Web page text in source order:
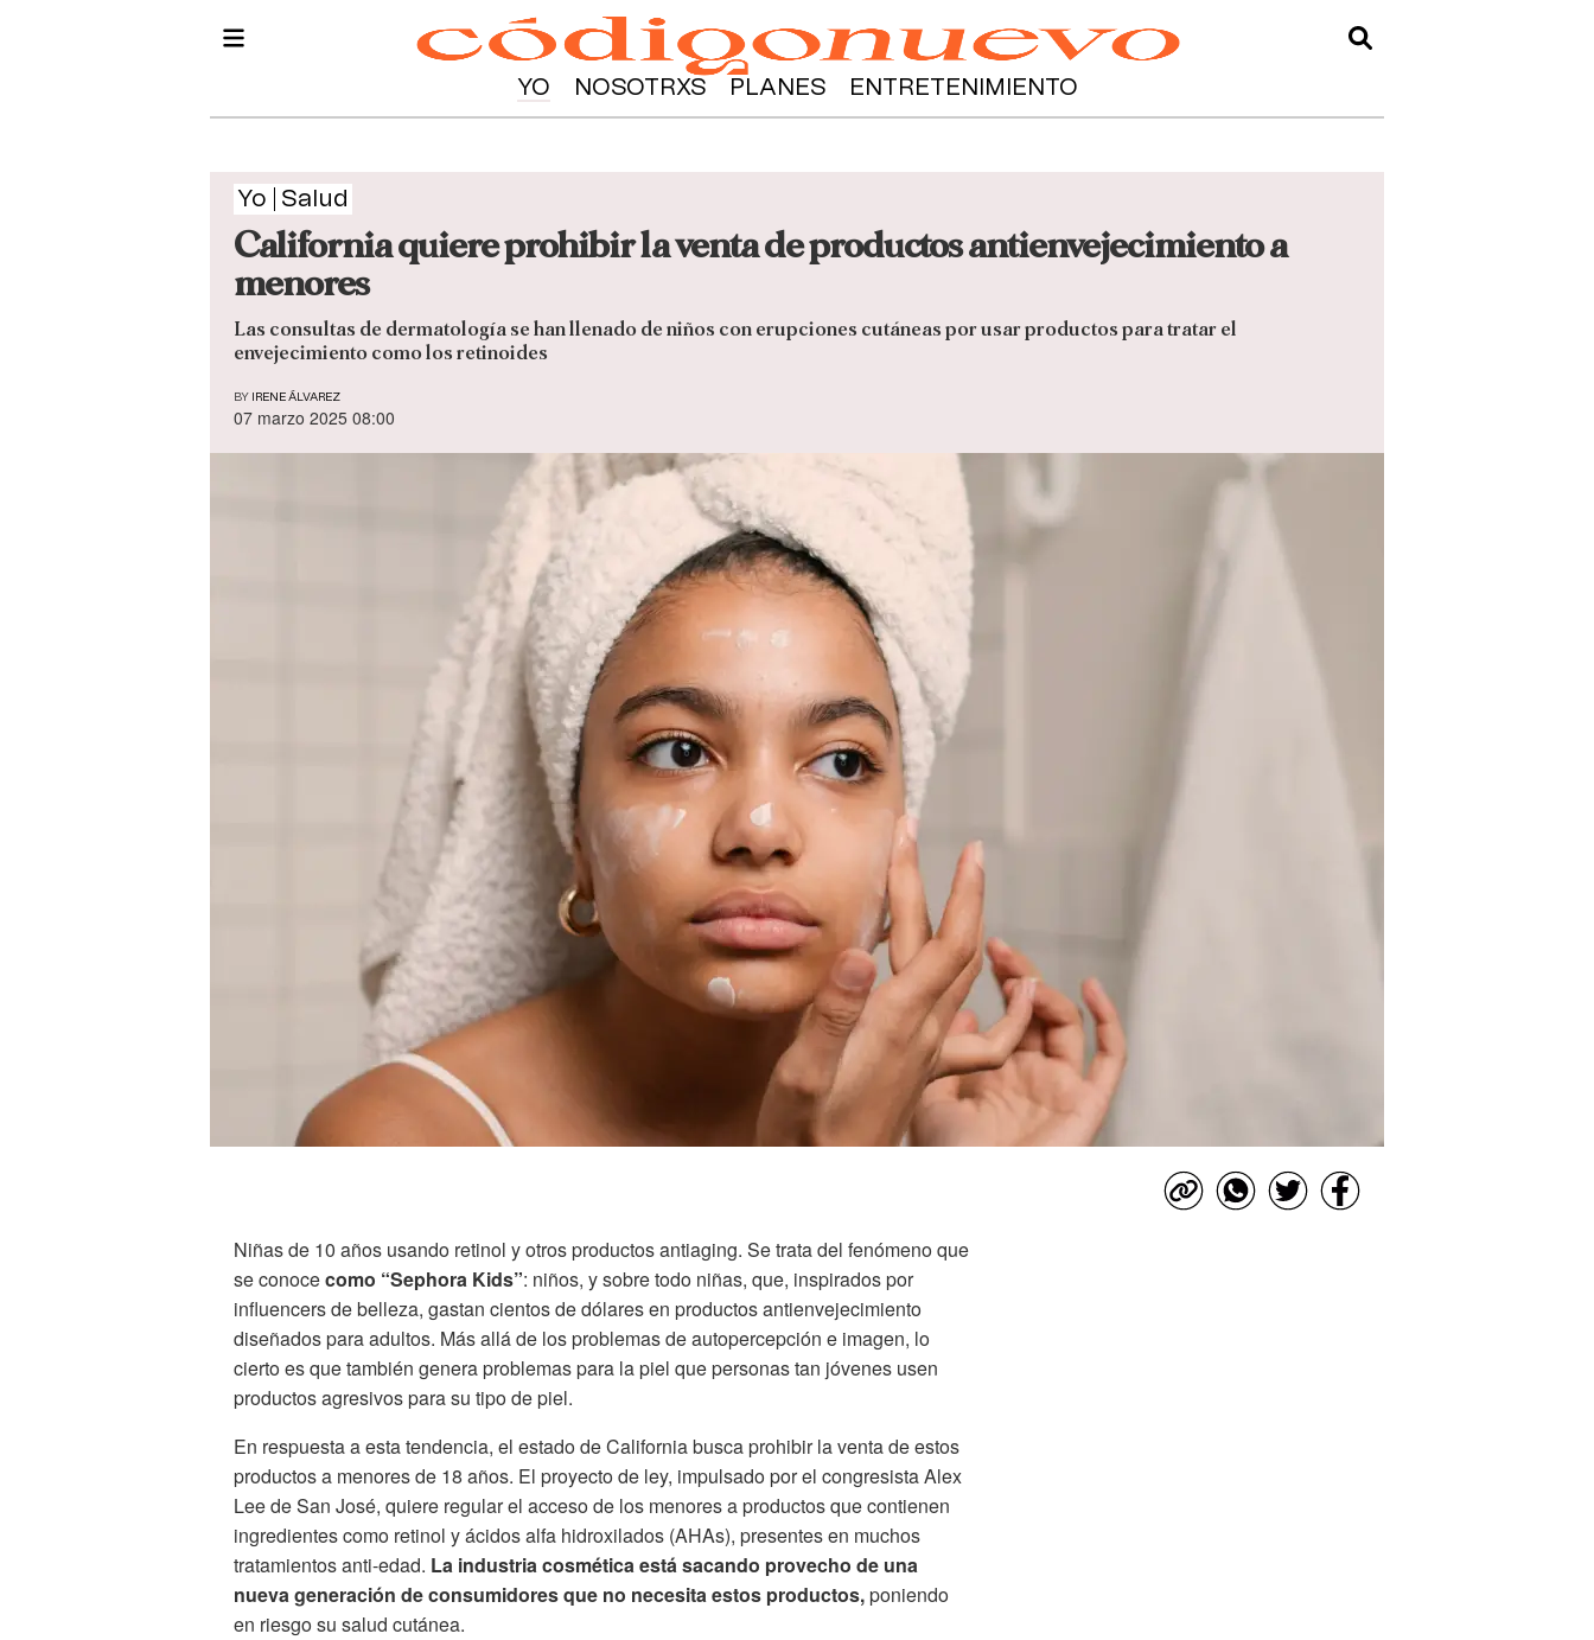
YO NOSOTRXS PLANES ENTRETENIMIENTO
Yo Salud
California quiere prohibir la venta de productos antienvejecimiento a
menores
Las consultas de dermatología se han llenado de niños con erupciones cutáneas por usar productos para tratar el
envejecimiento como los retinoides
BY IRENE ÁLVAREZ
07 marzo 2025 08:00
Niñas de 10 años usando retinol y otros productos antiaging. Se trata del fenómeno que
se conocecomo “Sephora Kids”: niños, y sobre todo niñas, que, inspirados por
influencers de belleza, gastan cientos de dólares en productos antienvejecimiento
diseñados para adultos. Más allá de los problemas de autopercepción e imagen, lo
cierto es que también genera problemas para la piel que personas tan jóvenes usen
productos agresivos para su tipo de piel.
En respuesta a esta tendencia, el estado de California busca prohibir la venta de estos
productos a menores de 18 años. El proyecto de ley, impulsado por el congresista Alex
Lee de San José, quiere regular el acceso de los menores a productos que contienen
ingredientes como retinol y ácidos alfa hidroxilados (AHAs), presentes en muchos
tratamientos anti-edad. La industria cosmética está sacando provecho de una
nueva generación de consumidores que no necesita estos productos,poniendo
en riesgo su salud cutánea.